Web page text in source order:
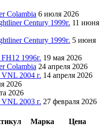
Colambia 6 июля 2026
Century 1999г. 11 июня
Century 1999г. 5 июня
1996г. 19 мая 2026
Colambia 24 апреля 2026
2004 г. 14 апреля 2026
2026
2026
2003 г. 27 февраля 2026
Марка
Цена